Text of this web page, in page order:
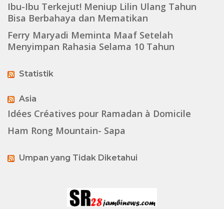
Ibu-Ibu Terkejut! Meniup Lilin Ulang Tahun
Bisa Berbahaya dan Mematikan
Ferry Maryadi Meminta Maaf Setelah
Menyimpan Rahasia Selama 10 Tahun
Statistik
Asia
Idées Créatives pour Ramadan à Domicile
Ham Rong Mountain- Sapa
Umpan yang Tidak Diketahui